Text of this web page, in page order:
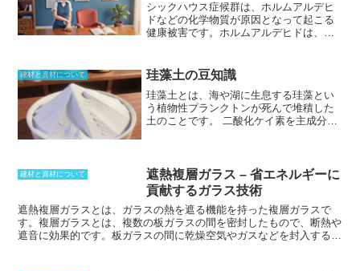
シックハウス症候群は、ホルムアルデヒ
ドなどの化学物質が原因となって起こる
健康被害です。ホルムアルデヒドは、建
ドは、空気中に放出されると、鼻や喉の
粘膜を刺激して、頭痛、吐き気、めまい
などの症状を引き起こすことがありま
す。また、ホルムアルデヒドは、発がん
性物質としても知られています。ホルム
壁や天井裏などから発生する量を示して
います。等級は1級から3級まであり、等
級3が最も発散量が少ない建材を示してい
ます。ホルムアルデヒドの発散量を少な
くするためには、ホルムアルデヒドの発
散量が少ない建材を使用したり、換気を
建材と資材について 珪藻土の豆知識
珪藻土とは、海や湖に生息する珪藻とい
う植物性プランクトンが死んで堆積した
土のことです。
二酸化ケイ素を主成分と
の湿気を吸収したり放出したりする調湿
性があり、かびが生えにくく、「塗壁
材」としては漆喰と並んで重宝されてい
ます。珪藻土を使った塗り壁は、独特の
風合いに仕上がるため、古くなった内装
をリフォームする際にDIYで珪藻土を塗る
建材と資材について
遮熱複層ガラス – 省エネルギーに
貢献するガラス技術
遮熱複層ガラスとは、ガラスの熱を遮る機能を持った複層ガラスで
す。複層ガラスとは、複数の板ガラスの間を密封したもので、断熱や
遮音に効果的です。板ガラスの間に乾燥空気やガスなどを封入するこ